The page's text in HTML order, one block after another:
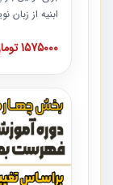
ابنیه از
ردیف ها و
دوره به صورت
دوره با کلام
مشاور در امر
همکارانی
توصیه می
1575000 تومان